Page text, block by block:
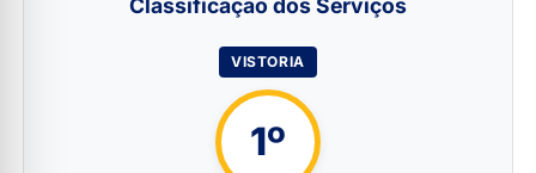
Classificação dos Serviços
VISTORIA
1º